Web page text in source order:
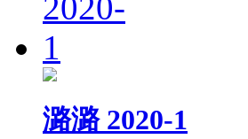
潞潞 2020-1